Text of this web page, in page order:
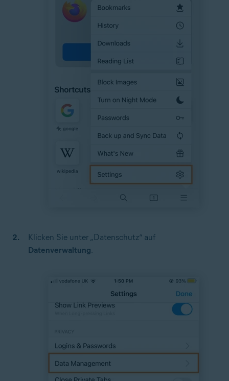
Klicken Sie unter „Datenschutz“ auf
Datenverwaltung.